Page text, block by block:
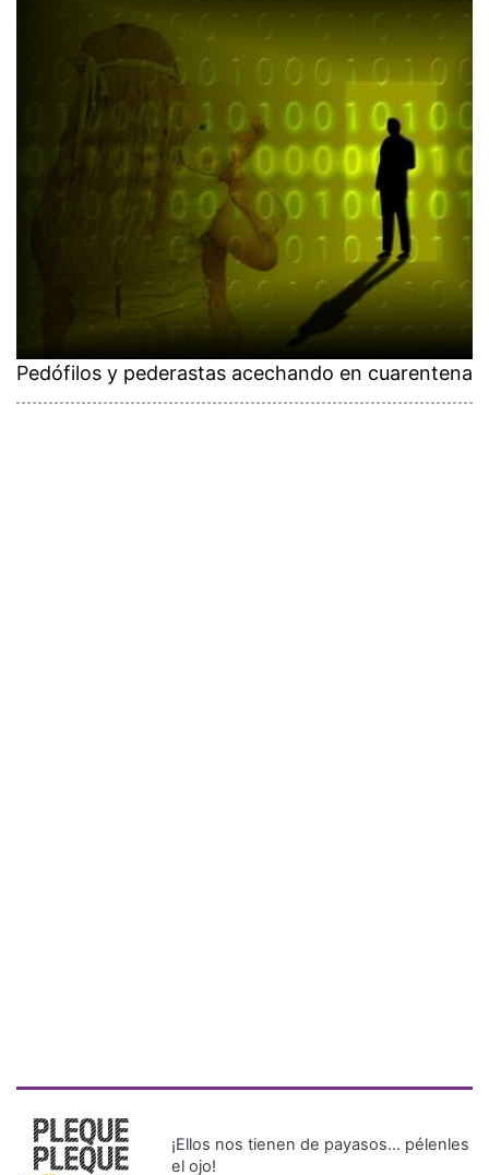
Pedófilos y pederastas acechando en cuarentena
¡Ellos nos tienen de payasos… pélenles
el ojo!